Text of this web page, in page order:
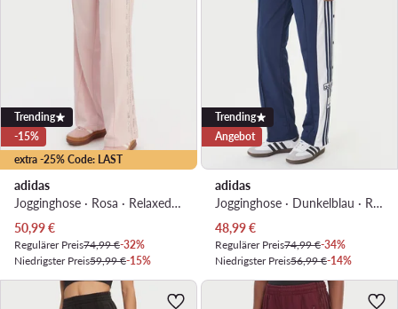
extra -25% Code: LAST
Trending
-15%
adidas
Jogginghose · Rosa · Relaxed Fit
Aktueller Preis
50,99€
Regulärer Preis74,99 €-32%
Niedrigster Preis59,99 €-15%
Trending
Angebot
adidas
Jogginghose · Dunkelblau · Relaxed Fit
Aktueller Preis
48,99€
Regulärer Preis74,99 €-34%
Niedrigster Preis56,99 €-14%